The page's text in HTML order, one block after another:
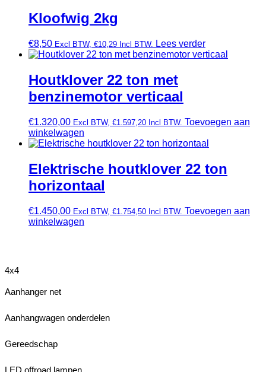
Kloofwig 2kg
€8,50 Excl BTW, €10,29 Incl BTW. Lees verder
Houtklover 22 ton met
benzinemotor verticaal
€1.320,00 Excl BTW, €1.597,20 Incl BTW. Toevoegen aan
winkelwagen
Elektrische houtklover 22 ton
horizontaal
€1.450,00 Excl BTW, €1.754,50 Incl BTW. Toevoegen aan
winkelwagen
4x4
Aanhanger net
Aanhangwagen onderdelen
Gereedschap
LED offroad lampen